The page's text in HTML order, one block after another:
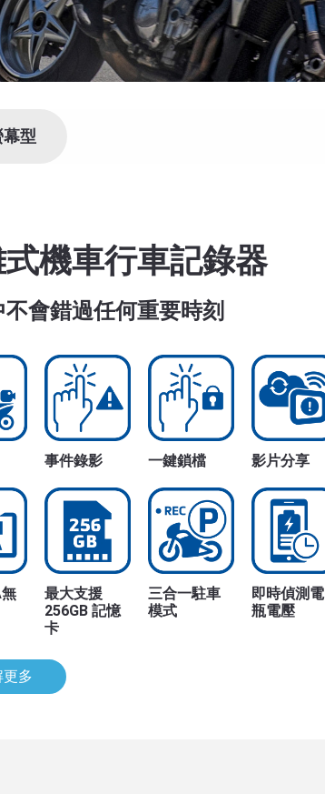
幕型
機車行車記錄器
會錯過任何重要時刻
事件錄影 一鍵鎖檔 影片分享
最大支援
256GB 記憶
卡
三合一駐車
模式
即時偵測電
瓶電壓
多